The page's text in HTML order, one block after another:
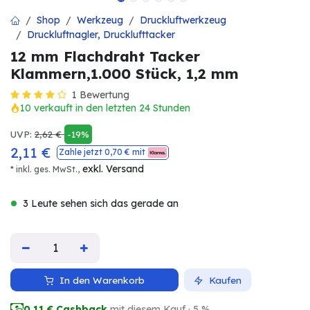
Shop Werkzeug
Druckluftwerkzeug
Druckluftnagler, Drucklufttacker
12 mm Flachdraht Tacker
Klammern,1.000 Stück, 1,2 mm
1 Bewertung
10 verkauft in den letzten 24 Stunden
UVP: 2,62€ -19%
2,11 € Zahle jetzt 0,70 € mit
* inkl. ges. MwSt., exkl. Versand
3 Leute sehen sich das gerade an
In den Warenkorb Kaufen